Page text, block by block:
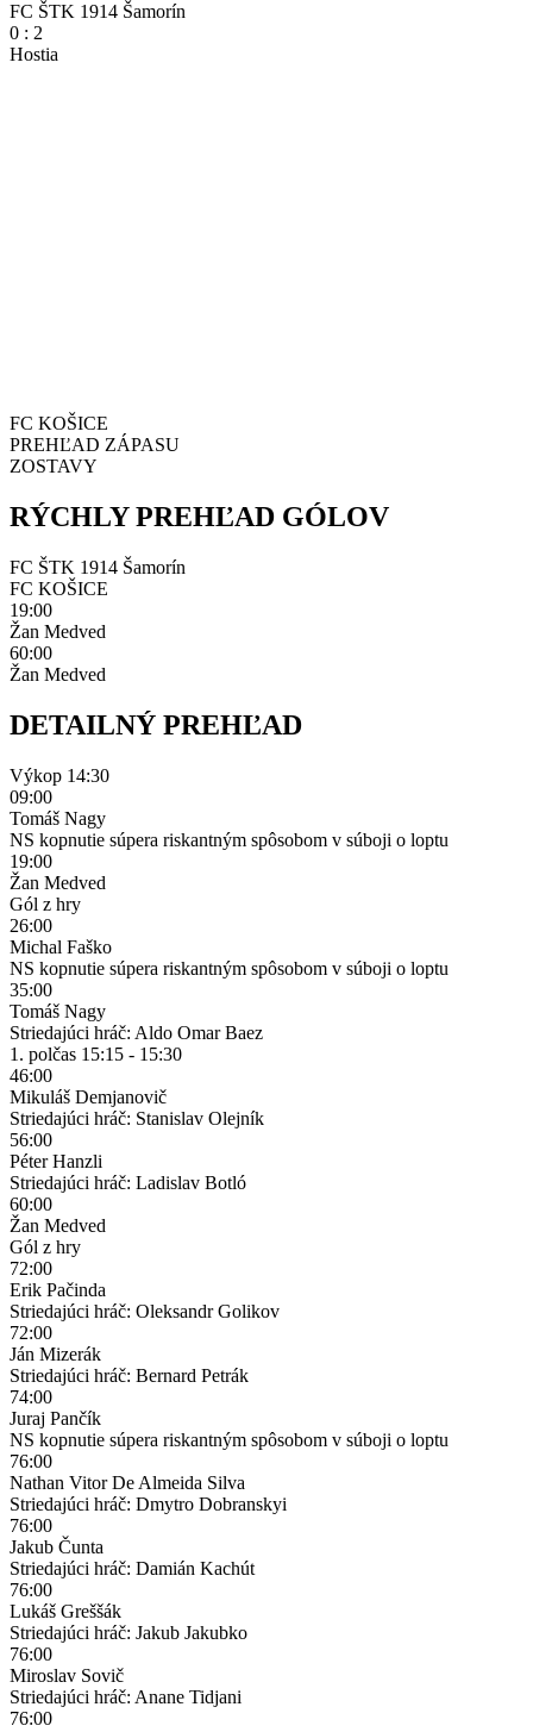
FC ŠTK 1914 Šamorín
0 : 2
Hostia
FC KOŠICE
PREHĽAD ZÁPASU
ZOSTAVY
RÝCHLY PREHĽAD GÓLOV
FC ŠTK 1914 Šamorín
FC KOŠICE
19:00
Žan Medved
60:00
Žan Medved
DETAILNÝ PREHĽAD
Výkop 14:30
09:00
Tomáš Nagy
NS kopnutie súpera riskantným spôsobom v súboji o loptu
19:00
Žan Medved
Gól z hry
26:00
Michal Faško
NS kopnutie súpera riskantným spôsobom v súboji o loptu
35:00
Tomáš Nagy
Striedajúci hráč: Aldo Omar Baez
1. polčas 15:15 - 15:30
46:00
Mikuláš Demjanovič
Striedajúci hráč: Stanislav Olejník
56:00
Péter Hanzli
Striedajúci hráč: Ladislav Botló
60:00
Žan Medved
Gól z hry
72:00
Erik Pačinda
Striedajúci hráč: Oleksandr Golikov
72:00
Ján Mizerák
Striedajúci hráč: Bernard Petrák
74:00
Juraj Pančík
NS kopnutie súpera riskantným spôsobom v súboji o loptu
76:00
Nathan Vitor De Almeida Silva
Striedajúci hráč: Dmytro Dobranskyi
76:00
Jakub Čunta
Striedajúci hráč: Damián Kachút
76:00
Lukáš Greššák
Striedajúci hráč: Jakub Jakubko
76:00
Miroslav Sovič
Striedajúci hráč: Anane Tidjani
76:00